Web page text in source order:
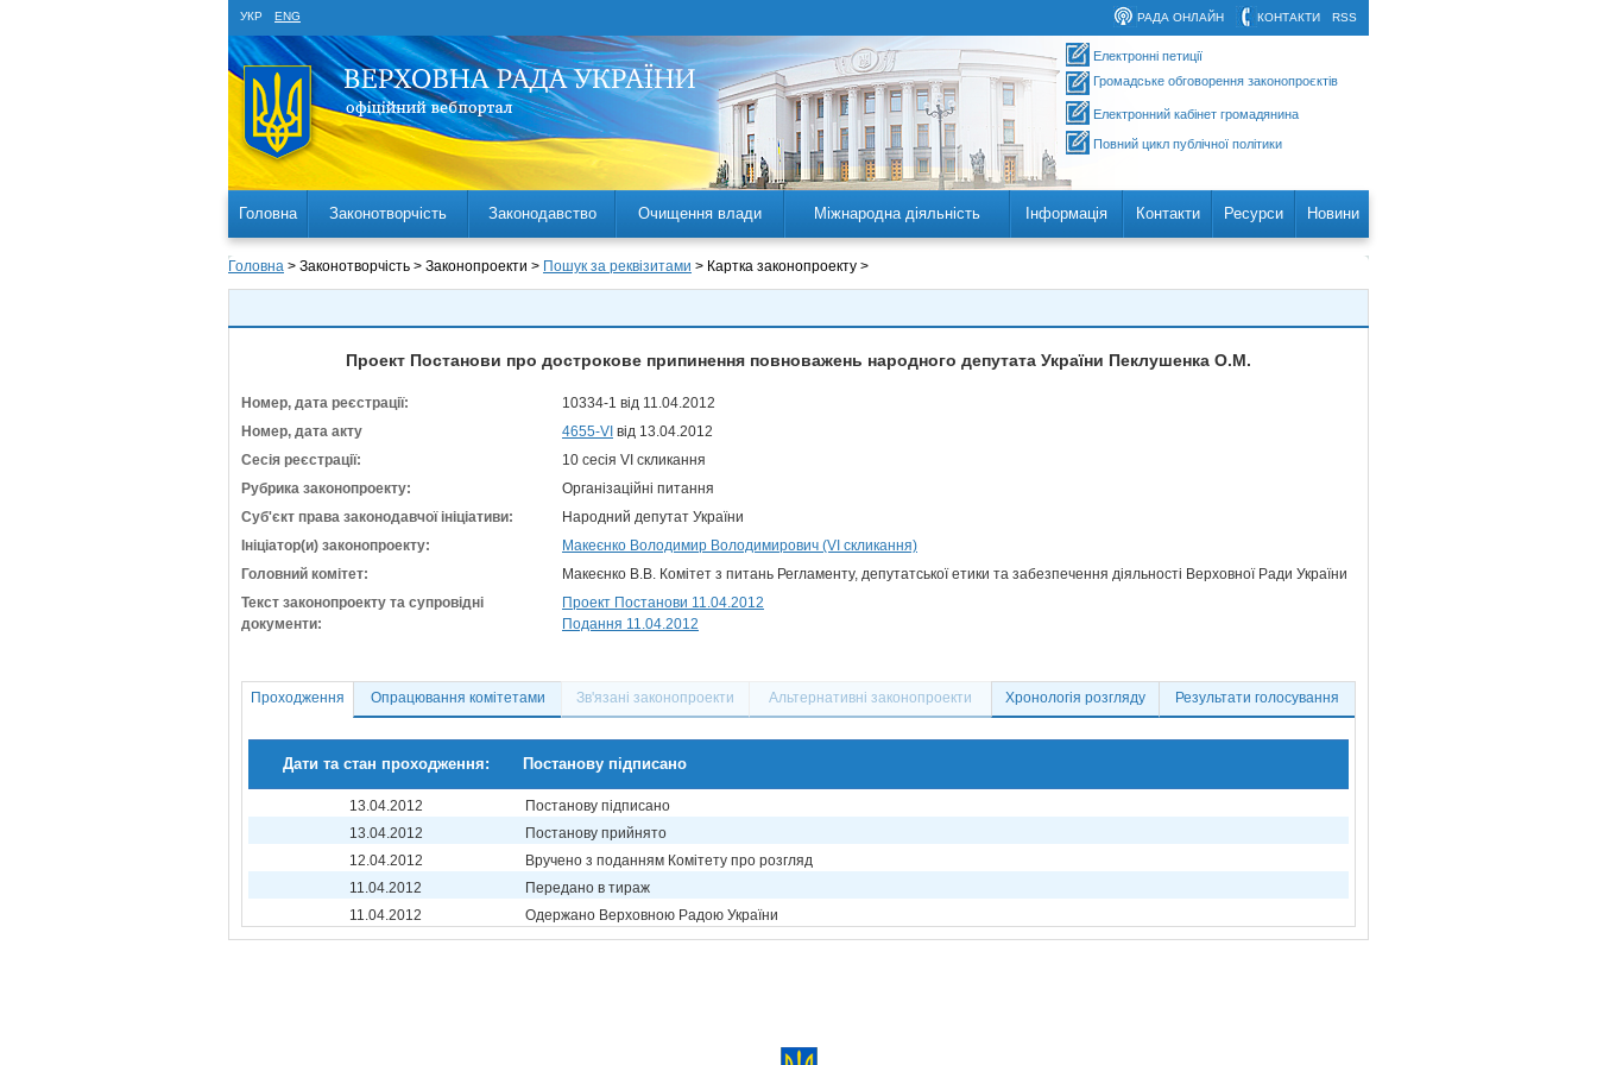
УКР ENG RSS
КОНТАКТИ
РАДА ОНЛАЙН
Електронні петиції
Громадське обговорення законопроєктів
Електронний кабінет громадянина
Повний цикл публічної політики
Головна Законотворчість Законодавство Очищення влади Міжнародна діяльність Інформація Контакти Ресурси Новини
Головна > Законотворчість > Законопроекти > Пошук за реквізитами > Картка законопроекту >
Проект Постанови про дострокове припинення повноважень народного депутата України Пеклушенка О.М.
Номер, дата реєстрації:
10334-1 від 11.04.2012
Номер, дата акту
4655-VI від 13.04.2012
Сесія реєстрації:
10 сесія VI скликання
Рубрика законопроекту:
Організаційні питання
Суб'єкт права законодавчої ініціативи:
Народний депутат України
Ініціатор(и) законопроекту:
Макеєнко Володимир Володимирович (VI скликання)
Головний комітет:
Макеєнко В.В. Комітет з питань Регламенту, депутатської етики та забезпечення діяльності Верховної Ради України
Текст законопроекту та супровідні
документи:
Проект Постанови 11.04.2012
Подання 11.04.2012
Проходження Опрацювання комітетами Зв'язані законопроекти Альтернативні законопроекти Хронологія розгляду Результати голосування
Дати та стан проходження: Постанову підписано
13.04.2012
Постанову підписано
13.04.2012
Постанову прийнято
12.04.2012
Вручено з поданням Комітету про розгляд
11.04.2012
Передано в тираж
11.04.2012
Одержано Верховною Радою України